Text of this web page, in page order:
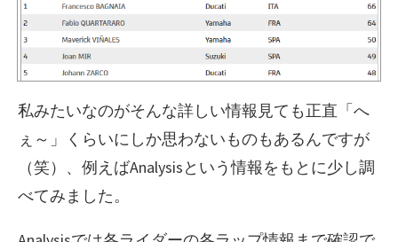
私みたいなのがそんな詳しい情報見ても正直「へ
ぇ～」くらいにしか思わないものもあるんですが
（笑）、例えばAnalysisという情報をもとに少し調
べてみました。